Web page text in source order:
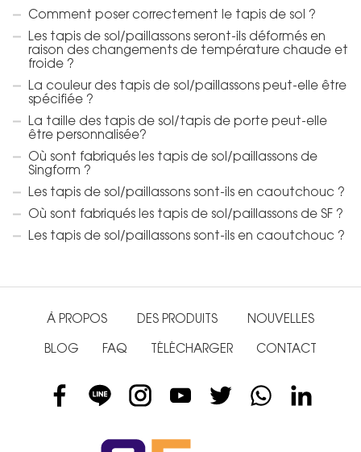
Comment poser correctement le tapis de sol ?
Les tapis de sol/paillassons seront-ils déformés en
raison des changements de température chaude et
froide ?
La couleur des tapis de sol/paillassons peut-elle être
spécifiée ?
La taille des tapis de sol/tapis de porte peut-elle
être personnalisée?
Où sont fabriqués les tapis de sol/paillassons de
Singform ?
Les tapis de sol/paillassons sont-ils en caoutchouc ?
Où sont fabriqués les tapis de sol/paillassons de SF ?
Les tapis de sol/paillassons sont-ils en caoutchouc ?
À PROPOS DES PRODUITS NOUVELLES
BLOG FAQ TÉLÉCHARGER CONTACT